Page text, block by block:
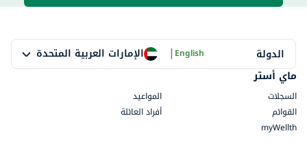
الدولة الإمارات العربية المتحدة |English
ماي أستر
السجلات
المواعيد
القوائم
أفراد العائلة
myWellth